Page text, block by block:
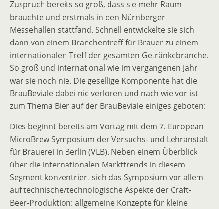
Zuspruch bereits so groß, dass sie mehr Raum
brauchte und erstmals in den Nürnberger
Messehallen stattfand. Schnell entwickelte sie sich
dann von einem Branchentreff für Brauer zu einem
internationalen Treff der gesamten Getränkebranche.
So groß und international wie im vergangenen Jahr
war sie noch nie. Die gesellige Komponente hat die
BrauBeviale dabei nie verloren und nach wie vor ist
zum Thema Bier auf der BrauBeviale einiges geboten:
Dies beginnt bereits am Vortag mit dem 7. European
MicroBrew Symposium der Versuchs- und Lehranstalt
für Brauerei in Berlin (VLB). Neben einem Überblick
über die internationalen Markttrends in diesem
Segment konzentriert sich das Symposium vor allem
auf technische/technologische Aspekte der Craft-
Beer-Produktion: allgemeine Konzepte für kleine